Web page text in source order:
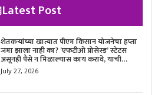
Latest Post
शेतकऱ्यांच्या खात्यात पीएम किसान योजनेचा हप्ता
जमा झाला नाही का? ‘एफटीओ प्रोसेस्ड’ स्टेटस
असूनही पैसे न मिळाल्यास काय करावे, याची
सविस्तर माहिती जाणून घ्या.
July 27, 2026